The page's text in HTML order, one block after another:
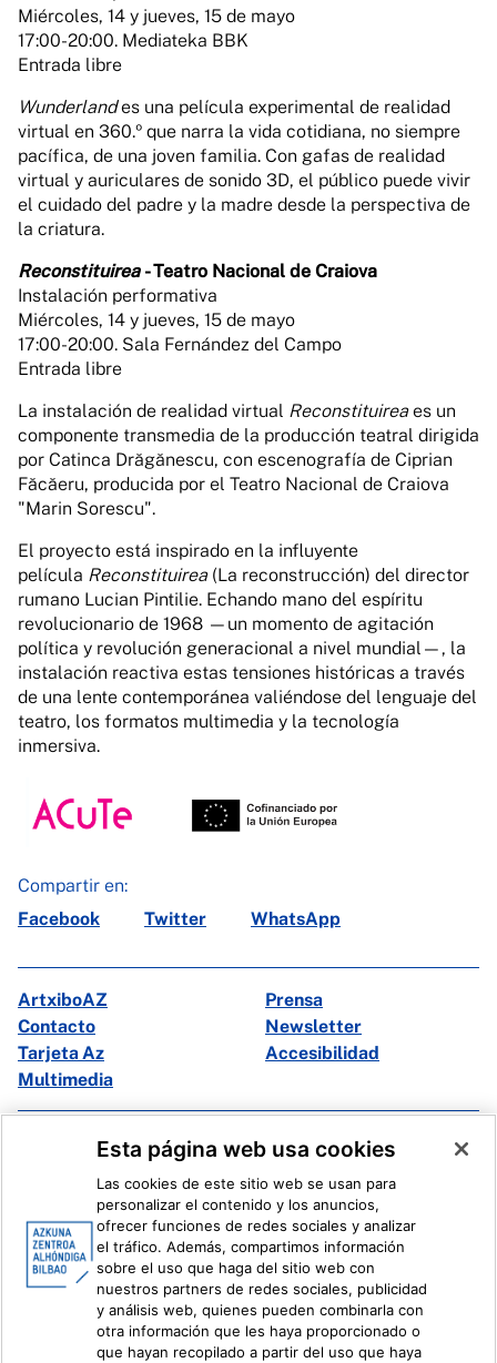
Miércoles, 14 y jueves, 15 de mayo
17:00-20:00. Mediateka BBK
Entrada libre
Wunderlandes una película experimental de realidad
virtual en 360.º que narra la vida cotidiana, no siempre
pacífica, de una joven familia. Con gafas de realidad
virtual y auriculares de sonido 3D, el público puede vivir
el cuidado del padre y la madre desde la perspectiva de
la criatura.
Reconstituirea - Teatro Nacional de Craiova
Instalación performativa
Miércoles, 14 y jueves, 15 de mayo
17:00-20:00. Sala Fernández del Campo
Entrada libre
La instalación de realidad virtual Reconstituireaes un
componente transmedia de la producción teatral dirigida
por Catinca Drăgănescu, con escenografía de Ciprian
Făcăeru, producida por el Teatro Nacional de Craiova
"Marin Sorescu".
El proyecto está inspirado en la influyente
película Reconstituirea(La reconstrucción) del director
rumano Lucian Pintilie. Echando mano del espíritu
revolucionario de 1968 —un momento de agitación
política y revolución generacional a nivel mundial—, la
instalación reactiva estas tensiones históricas a través
de una lente contemporánea valiéndose del lenguaje del
teatro, los formatos multimedia y la tecnología
inmersiva.
Compartir en:
Facebook
Twitter WhatsApp
ArtxiboAZ
Prensa
Contacto
Newsletter
Tarjeta Az
Accesibilidad
Multimedia
Facebook
X
Ivoox
Información legal Sistema Interno de Información
Esta página web usa cookies
Las cookies de este sitio web se usan para
personalizar el contenido y los anuncios,
ofrecer funciones de redes sociales y analizar
el tráfico. Además, compartimos información
sobre el uso que haga del sitio web con
nuestros partners de redes sociales, publicidad
y análisis web, quienes pueden combinarla con
otra información que les haya proporcionado o
que hayan recopilado a partir del uso que haya